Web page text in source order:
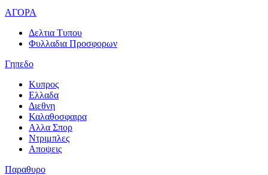
ΑΓΟΡΑ
Δελτια Τυπου
Φυλλαδια Προσφορων
Γηπεδο
Κυπρος
Ελλαδα
Διεθνη
Καλαθοσφαιρα
Αλλα Σπορ
Ντριμπλες
Αποψεις
Παραθυρο